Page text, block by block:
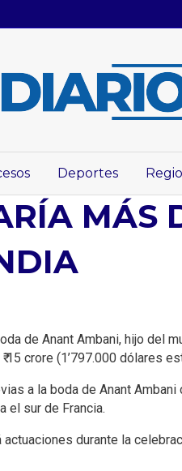
Deportes
MÁS
de Anant Ambani, hijo del
15 crore (1’797.000 dólares
a la boda de Anant
el sur de Francia.
durante la